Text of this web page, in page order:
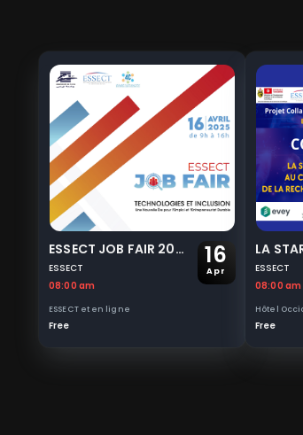
ESSECT JOB FAIR 2025: Technologies & Inclusion
ESSECT
08:00 am
ESSECT et en ligne
Free
16
Apr
ESSECT
08:00 am
Hôtel
Free